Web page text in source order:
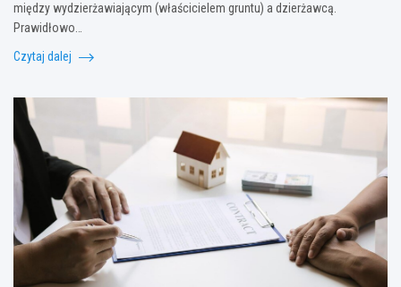
między wydzierżawiającym (właścicielem gruntu) a dzierżawcą.
Prawidłowo…
Czytaj dalej